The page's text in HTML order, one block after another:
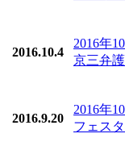
2016.10.4
2016年
京三弁
2016.9.20
2016年
フェス